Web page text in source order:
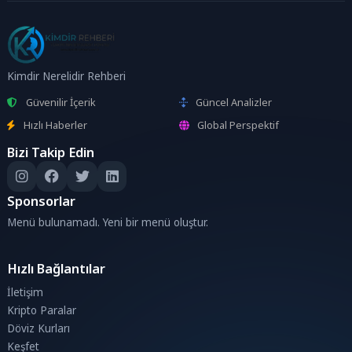
Kimdir Nerelidir Rehberi
Güvenilir İçerik
Güncel Analizler
Hızlı Haberler
Global Perspektif
Bizi Takip Edin
Sponsorlar
Menü bulunamadı. Yeni bir menü oluştur.
Hızlı Bağlantılar
İletişim
Kripto Paralar
Döviz Kurları
Keşfet